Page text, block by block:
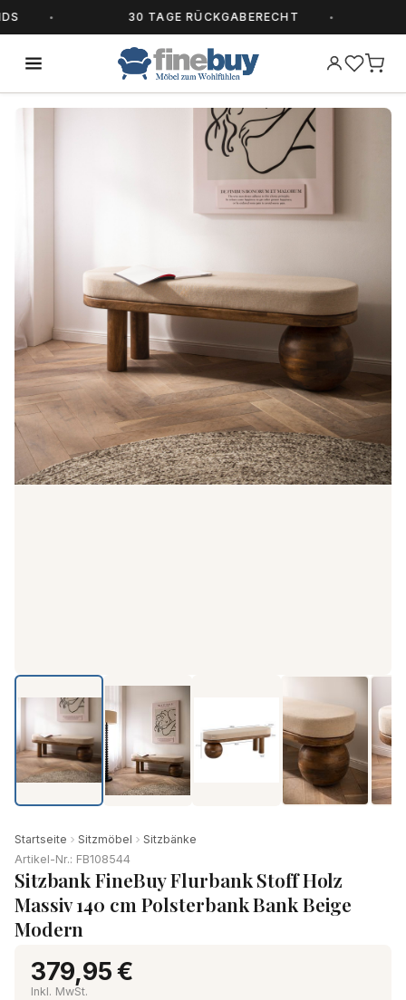
30 TAGE RÜCKGABERECHT
Produkt-Video ansehen
Startseite Sitzmöbel
Sitzbänke
Artikel-Nr.: FB108544
Sitzbank FineBuy Flurbank Stoff Holz
Massiv 140 cm Polsterbank Bank Beige
Modern
379,95 €
Inkl. MwSt.